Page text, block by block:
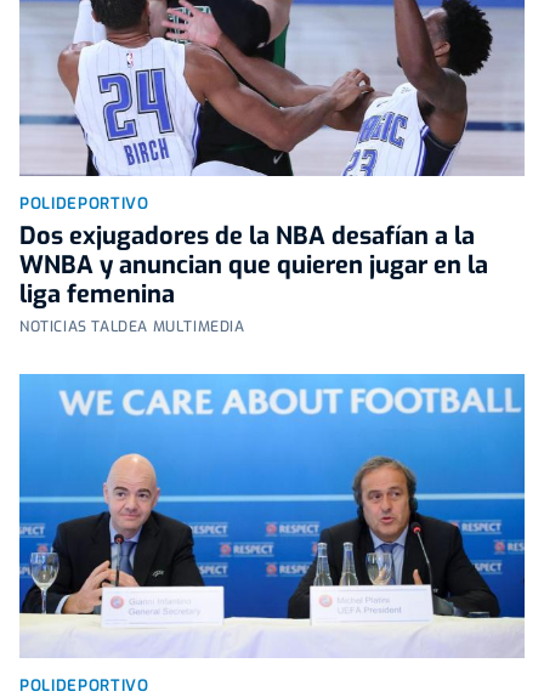
POLIDEPORTIVO
Dos exjugadores de la NBA desafían a la
WNBA y anuncian que quieren jugar en la
liga femenina
NOTICIAS TALDEA MULTIMEDIA
POLIDEPORTIVO